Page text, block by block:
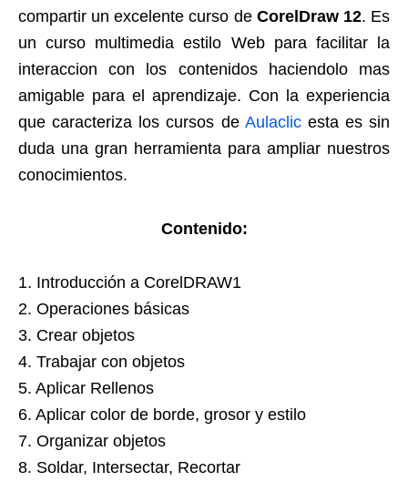
compartir un excelente curso de CorelDraw 12. Es
un curso multimedia estilo Web para facilitar la
interaccion con los contenidos haciendolo mas
amigable para el aprendizaje. Con la experiencia
que caracteriza los cursos de Aulaclicesta es sin
duda una gran herramienta para ampliar nuestros
conocimientos.
Contenido:
1. Introducción a CorelDRAW1
2. Operaciones básicas
3. Crear objetos
4. Trabajar con objetos
5. Aplicar Rellenos
6. Aplicar color de borde, grosor y estilo
7. Organizar objetos
8. Soldar, Intersectar, Recortar